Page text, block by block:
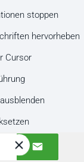
erscheinenden
sein, über neue
stoppen
hervorheben
Cursor